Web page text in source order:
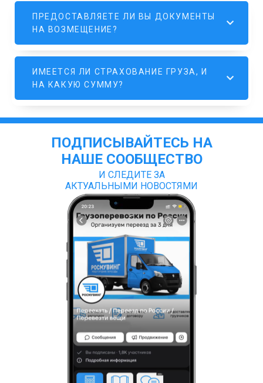
ПРЕДОСТАВЛЯЕТЕ ЛИ ВЫ ДОКУМЕНТЫ
НА ВОЗМЕЩЕНИЕ?
ИМЕЕТСЯ ЛИ СТРАХОВАНИЕ ГРУЗА, И
НА КАКУЮ СУММУ?
ПОДПИСЫВАЙТЕСЬ НА
НАШЕ СООБЩЕСТВО
И СЛЕДИТЕ ЗА
АКТУАЛЬНЫМИ НОВОСТЯМИ